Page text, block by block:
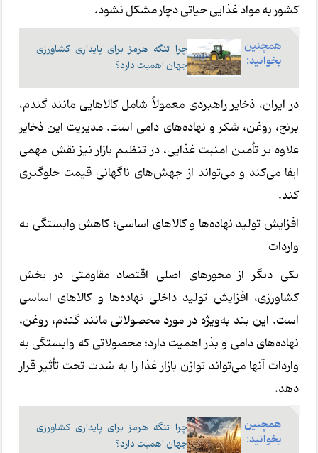
کشور به مواد غذایی حیاتی دچار مشکل نشود.
همچنین
بخوانید:
چرا تنگه هرمز برای پایداری کشاورزی
جهان اهمیت دارد؟
در ایران، ذخایر راهبردی معمولاً شامل کالاهایی مانند گندم،
برنج، روغن، شکر و نهاده‌های دامی است. مدیریت این ذخایر
علاوه بر تأمین امنیت غذایی، در تنظیم بازار نیز نقش مهمی
ایفا می‌کند و می‌تواند از جهش‌های ناگهانی قیمت جلوگیری
کند.
افزایش تولید نهاده‌ها و کالاهای اساسی؛ کاهش وابستگی به
واردات
یکی دیگر از محورهای اصلی اقتصاد مقاومتی در بخش
کشاورزی، افزایش تولید داخلی نهاده‌ها و کالاهای اساسی
است. این بند به‌ویژه در مورد محصولاتی مانند گندم، روغن،
نهاده‌های دامی و بذر اهمیت دارد؛ محصولاتی که وابستگی به
واردات آنها می‌تواند توازن بازار غذا را به شدت تحت تأثیر قرار
دهد.
همچنین
بخوانید:
چرا تنگه هرمز برای پایداری کشاورزی
جهان اهمیت دارد؟